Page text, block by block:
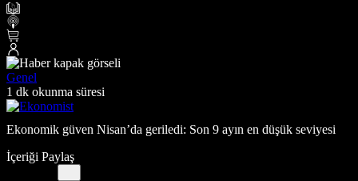
Genel
1 dk okunma süresi
Ekonomik güven Nisan’da geriledi: Son 9 ayın en düşük seviyesi
İçeriği Paylaş